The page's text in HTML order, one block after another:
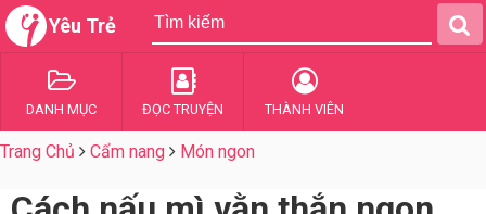
Yêu Trẻ
DANH MỤC ĐỌC TRUYỆN THÀNH VIÊN
Trang Chủ Cẩm nang Món ngon